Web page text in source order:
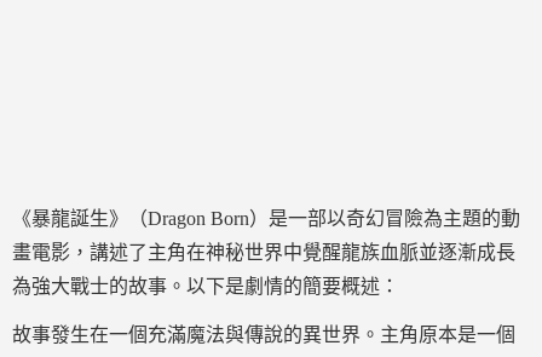
《暴龍誕生》（Dragon Born）是一部以奇幻冒險為主題的動
畫電影，講述了主角在神秘世界中覺醒龍族血脈並逐漸成長
為強大戰士的故事。以下是劇情的簡要概述：
故事發生在一個充滿魔法與傳說的異世界。主角原本是一個